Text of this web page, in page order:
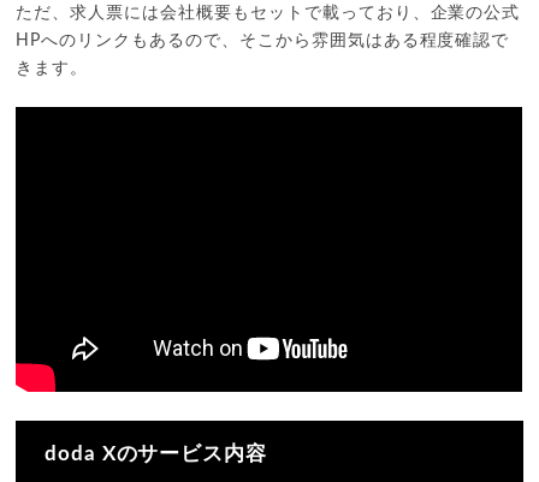
ただ、求人票には会社概要もセットで載っており、企業の公式
HPへのリンクもあるので、そこから雰囲気はある程度確認で
きます。
doda Xのサービス内容